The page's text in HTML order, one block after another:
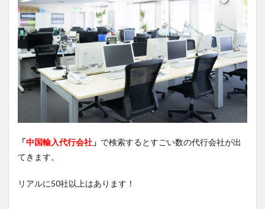
「中国輸入代行会社 」 で検索するとすごい数の代行会社が出
てきます。
リアルに50社以上はあります！